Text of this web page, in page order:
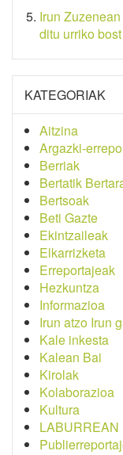
Irun
ditu urriko
KATEGORIAK
Aitzina
Argazki-
Berriak
Bertatik
Bertsoak
Beti Gazte
Ekintzaileak
Elkarrizketa
Erreportajeak
Hezkuntza
Informazioa
Irun atzo Irun
Kale inkesta
Kalean Bai
Kirolak
Kolaborazioa
Kultura
LABURREAN